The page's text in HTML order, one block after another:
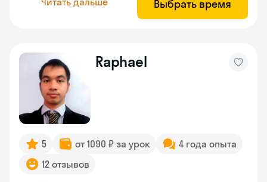
Выбрать время
Raphael
5 от 1090 ₽ за урок
4 года опыта
12 отзывов